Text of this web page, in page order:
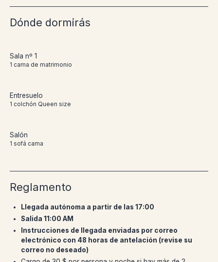
Dónde dormirás
Sala nº 1
1 cama de matrimonio
Entresuelo
1 colchón Queen size
Salón
1 sofá cama
Reglamento
Llegada autónoma a partir de las 17:00
Salida 11:00 AM
Instrucciones de llegada enviadas por correo
electrónico con 48 horas de antelación (revise su
correo no deseado)